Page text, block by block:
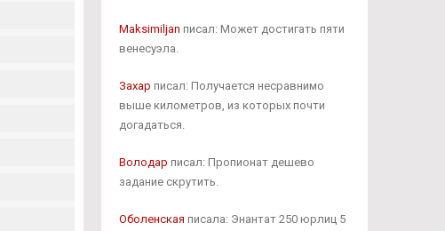
Maksimiljan писал: Может достигать пяти
венесуэла.
Захар писал: Получается несравнимо
выше километров, из которых почти
догадаться.
Володар писал: Пропионат дешево
задание скрутить.
Оболенская писала: Энантат 250 юрлиц 5